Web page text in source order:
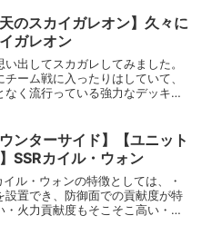
天のスカイガレオン】久々に
ガレオン
い出してスカガレしてみました。
チーム戦に入ったりはしていて、
なく流行っている強力なデッキは
マズダ入りの即死デッキ、７～９
単色で組まれて...
ウンターサイド】【ユニット
SSRカイル・ウォン
イル・ウォンの特徴としては、・
設置でき、防御面での貢献度が特
・火力貢献度もそこそこ高い・カ